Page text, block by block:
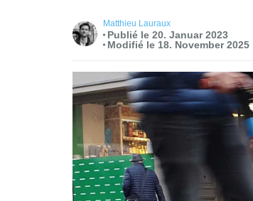
Matthieu Lauraux
Publié le 20. Januar 2023
Modifié le 18. November 2025